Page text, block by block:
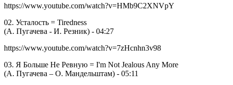
https://www.youtube.com/watch?v=HMb9C2XNVpY
02. Усталость = Tiredness
(А. Пугачева - И. Резник) - 04:27
https://www.youtube.com/watch?v=7zHcnhn3v98
03. Я Больше Не Ревную = I'm Not Jealous Any More
(А. Пугачева – О. Мандельштам) - 05:11